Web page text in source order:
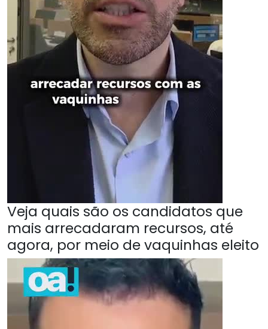
Veja quais são os candidatos que
mais arrecadaram recursos, até
agora, por meio de vaquinhas eleito